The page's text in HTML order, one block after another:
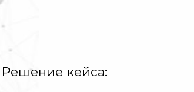
Решение кейса: